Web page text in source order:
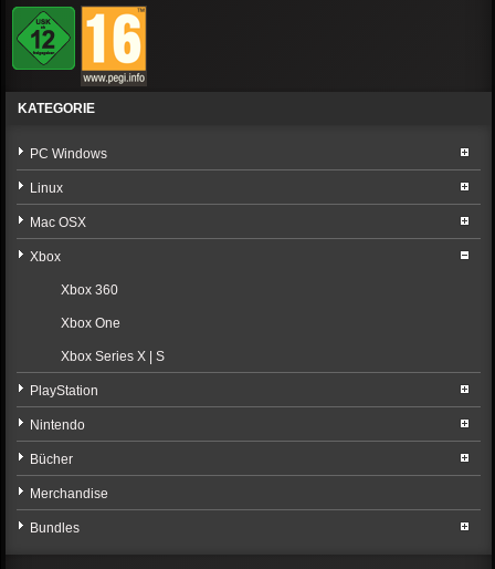
KATEGORIE
PC Windows
Linux
Mac OSX
Xbox
Xbox 360
Xbox One
Xbox Series X | S
PlayStation
Nintendo
Bücher
Merchandise
Bundles